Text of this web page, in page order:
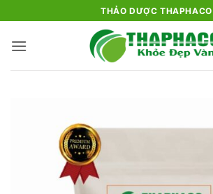
qua
nội
THẢO DƯỢC THAPHACO